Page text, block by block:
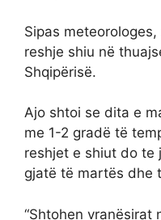
Sipas
reshje shiu në
Shqipërisë.
Ajo shtoi se dita e
me 1-2 gradë të
reshjet e shiut do te
gjatë të martës dhe
“Shtohen vranësirat